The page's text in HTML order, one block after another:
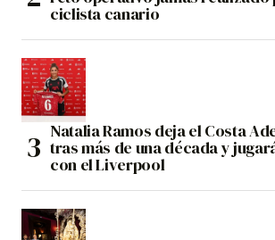
ciclista canario
Natalia Ramos deja el Costa
tras más de una década y
con el Liverpool